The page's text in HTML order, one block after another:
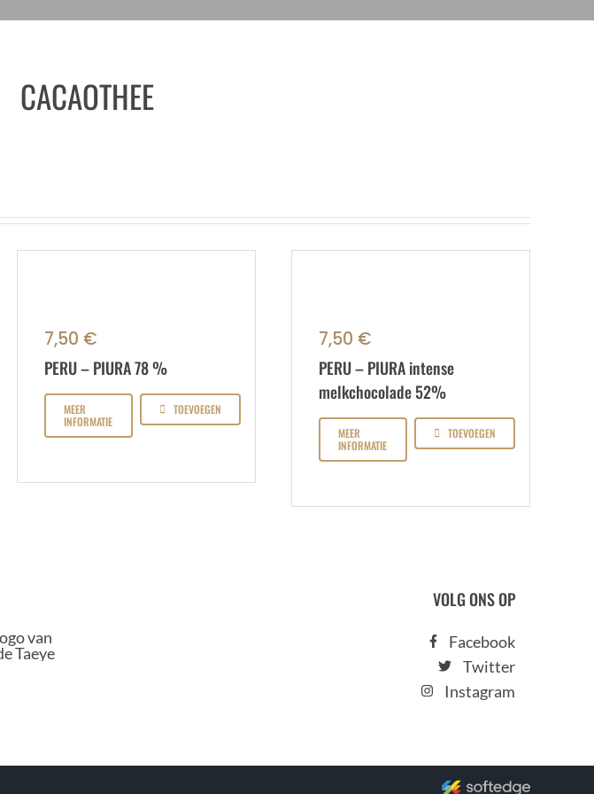
CACAOTHEE
7,50 €
PERU – PIURA 78 %
MEER
INFORMATIE
TOEVOEGEN
7,50 €
PERU – PIURA intense
melkchocolade 52%
MEER
INFORMATIE
TOEVOEGEN
VOLG ONS OP
Facebook
Twitter
Instagram